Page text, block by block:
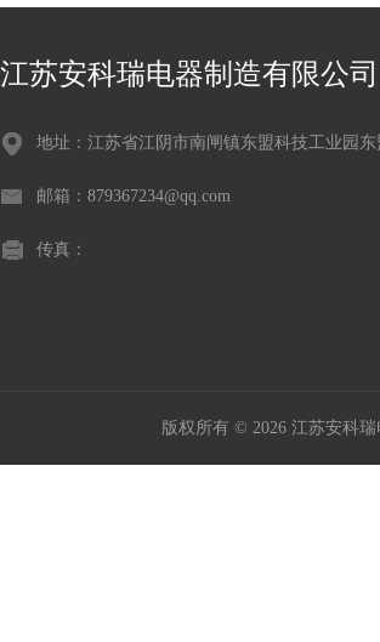
江苏安科瑞电器制造有限公司
地址：江苏省江阴市南闸镇东盟科技工业园东
邮箱：879367234@qq.com
传真：
版权所有 © 2026 江苏安科